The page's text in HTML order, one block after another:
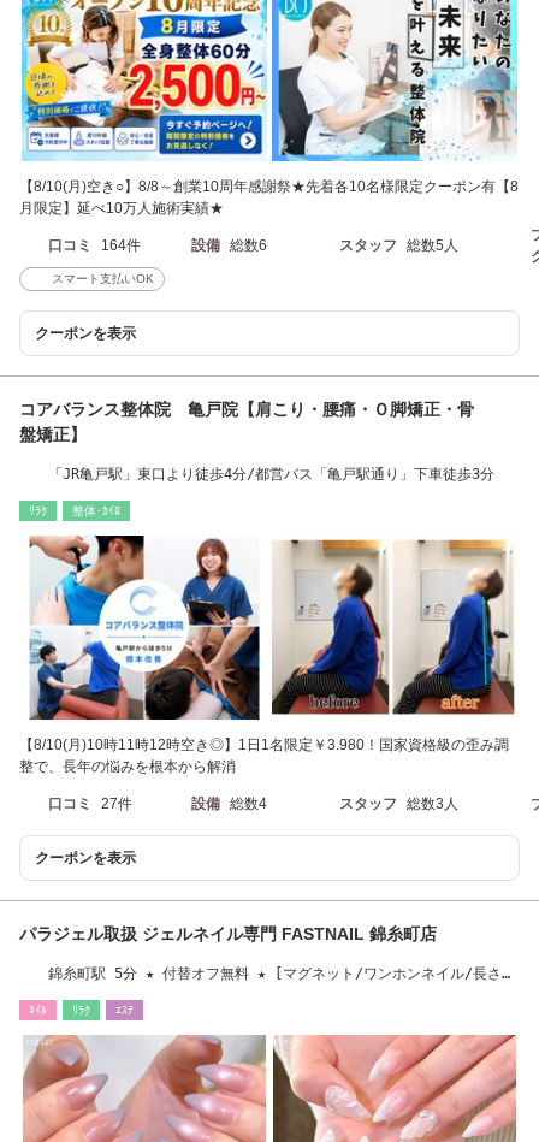
【8/10(月)空き○】8/8～創業10周年感謝祭★先着各10名様限定クーポン有【8
月限定】延べ10万人施術実績★
口コミ 164件 設備 総数6 スタッフ 総数5人
スマート支払いOK
クーポンを表示
コアバランス整体院 亀戸院【肩こり・腰痛・Ｏ脚矯正・骨
盤矯正】
「JR亀戸駅」東口より徒歩4分/都営バス「亀戸駅通り」下車徒歩3分
ﾘﾗｸ 整体･ｶｲﾛ
【8/10(月)10時11時12時空き◎】1日1名限定￥3.980！国家資格級の歪み調
整で、長年の悩みを根本から解消
口コミ 27件 設備 総数4 スタッフ 総数3人
クーポンを表示
パラジェル取扱 ジェルネイル専門 FASTNAIL 錦糸町店
錦糸町駅 5分 ★ 付替オフ無料 ★ [マグネット/ワンホンネイル/長さだ
ﾈｲﾙ ﾘﾗｸ ｴｽﾃ